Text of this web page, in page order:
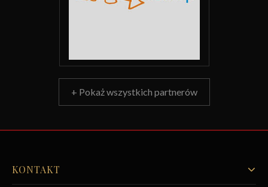
+ Pokaż wszystkich partnerów
KONTAKT